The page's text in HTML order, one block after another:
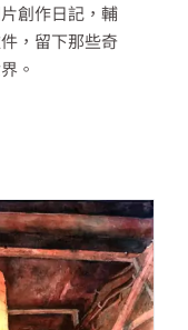
創作日記，輔
，留下那些奇
。